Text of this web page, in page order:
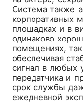
Система также
корпоративных
площадках и в
одинаково
помещениях,
обеспечивая
сигнал в любых
передатчика и
срок службы
ежедневной